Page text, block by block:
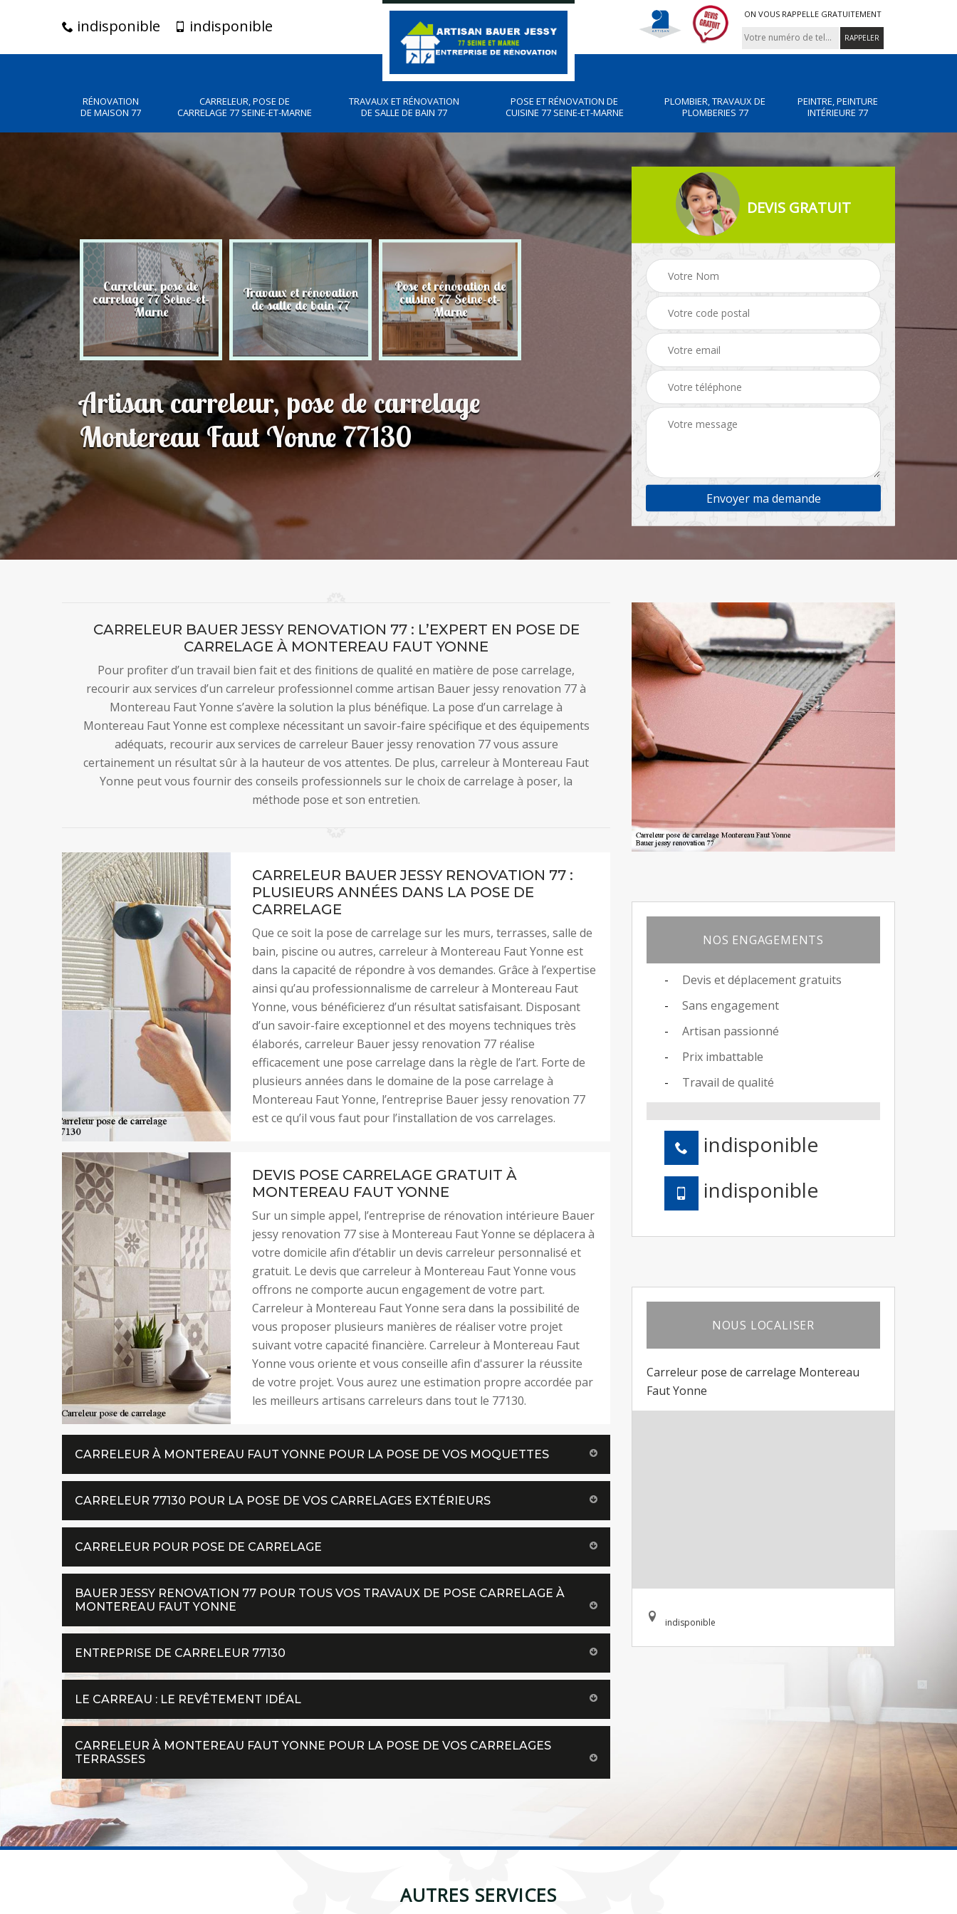
indisponible indisponible
ON VOUS RAPPELLE GRATUITEMENT
RÉNOVATION
DE MAISON 77
CARRELEUR, POSE DE
CARRELAGE 77 SEINE-ET-MARNE
TRAVAUX ET RÉNOVATION
DE SALLE DE BAIN 77
POSE ET RÉNOVATION DE
CUISINE 77 SEINE-ET-MARNE
PLOMBIER, TRAVAUX DE
PLOMBERIES 77
PEINTRE, PEINTURE
INTÉRIEURE 77
de maison Carreleur, pose de
carrelage 77 Seine-et-
Marne
Travaux et rénovation
de salle de bain 77
Pose et rénovation de
cuisine 77 Seine-et-
Marne
Plombier, travaux de Peintre, peinture
intérieure 77
Rénovation de maison
Artisan carreleur, pose de carrelage
Montereau Faut Yonne 77130
DEVIS GRATUIT
CARRELEUR BAUER JESSY RENOVATION 77 : L’EXPERT EN POSE DE
CARRELAGE À MONTEREAU FAUT YONNE
Pour profiter d’un travail bien fait et des finitions de qualité en matière de pose carrelage,
recourir aux services d’un carreleur professionnel comme artisan Bauer jessy renovation 77 à
Montereau Faut Yonne s’avère la solution la plus bénéfique. La pose d’un carrelage à
Montereau Faut Yonne est complexe nécessitant un savoir-faire spécifique et des équipements
adéquats, recourir aux services de carreleur Bauer jessy renovation 77 vous assure
certainement un résultat sûr à la hauteur de vos attentes. De plus, carreleur à Montereau Faut
Yonne peut vous fournir des conseils professionnels sur le choix de carrelage à poser, la
méthode pose et son entretien.
CARRELEUR BAUER JESSY RENOVATION 77 :
PLUSIEURS ANNÉES DANS LA POSE DE
CARRELAGE
Que ce soit la pose de carrelage sur les murs, terrasses, salle de
bain, piscine ou autres, carreleur à Montereau Faut Yonne est
dans la capacité de répondre à vos demandes. Grâce à l’expertise
ainsi qu’au professionnalisme de carreleur à Montereau Faut
Yonne, vous bénéficierez d’un résultat satisfaisant. Disposant
d’un savoir-faire exceptionnel et des moyens techniques très
élaborés, carreleur Bauer jessy renovation 77 réalise
efficacement une pose carrelage dans la règle de l’art. Forte de
plusieurs années dans le domaine de la pose carrelage à
Montereau Faut Yonne, l’entreprise Bauer jessy renovation 77
est ce qu’il vous faut pour l’installation de vos carrelages.
DEVIS POSE CARRELAGE GRATUIT À
MONTEREAU FAUT YONNE
Sur un simple appel, l’entreprise de rénovation intérieure Bauer
jessy renovation 77 sise à Montereau Faut Yonne se déplacera à
votre domicile afin d’établir un devis carreleur personnalisé et
gratuit. Le devis que carreleur à Montereau Faut Yonne vous
offrons ne comporte aucun engagement de votre part.
Carreleur à Montereau Faut Yonne sera dans la possibilité de
vous proposer plusieurs manières de réaliser votre projet
suivant votre capacité financière. Carreleur à Montereau Faut
Yonne vous oriente et vous conseille afin d'assurer la réussite
de votre projet. Vous aurez une estimation propre accordée par
les meilleurs artisans carreleurs dans tout le 77130.
CARRELEUR À MONTEREAU FAUT YONNE POUR LA POSE DE VOS MOQUETTES
CARRELEUR 77130 POUR LA POSE DE VOS CARRELAGES EXTÉRIEURS
CARRELEUR POUR POSE DE CARRELAGE
BAUER JESSY RENOVATION 77 POUR TOUS VOS TRAVAUX DE POSE CARRELAGE À
MONTEREAU FAUT YONNE
ENTREPRISE DE CARRELEUR 77130
LE CARREAU : LE REVÊTEMENT IDÉAL
CARRELEUR À MONTEREAU FAUT YONNE POUR LA POSE DE VOS CARRELAGES
TERRASSES
NOS ENGAGEMENTS
Devis et déplacement gratuits
Sans engagement
Artisan passionné
Prix imbattable
Travail de qualité
indisponible
indisponible
NOUS LOCALISER
Carreleur pose de carrelage Montereau
Faut Yonne
indisponible
AUTRES SERVICES